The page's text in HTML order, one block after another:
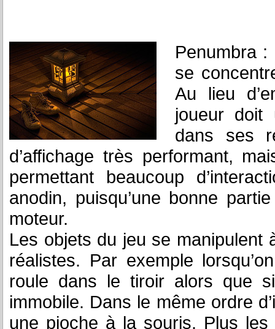
Penumbra :
se
Au lieu
joueur doit
dans ses
d’affichage très performant,
permettant beaucoup
anodin, puisqu’une bonne
moteur.
Les objets du jeu se manipulent
réalistes. Par exemple
roule dans le tiroir alors que
immobile. Dans le même ordre
une pioche à la souris. Plus